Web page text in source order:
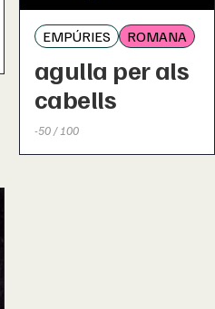
EMPÚRIES ROMANA
agulla per als
cabells
-50 / 100